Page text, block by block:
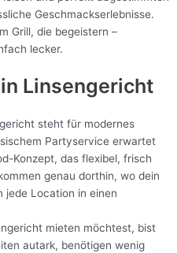
Geschmackserlebnisse.
Grill, die begeistern –
lecker.
Linsengericht
steht für modernes
Partyservice erwartet
Konzept, das flexibel, frisch
genau dorthin, wo dein
jede Location in einen
mieten möchtest, bist
autark, benötigen wenig